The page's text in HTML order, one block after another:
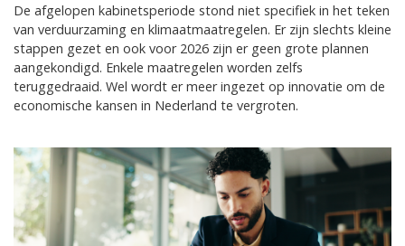
De afgelopen kabinetsperiode stond niet specifiek in het teken
van verduurzaming en klimaatmaatregelen. Er zijn slechts kleine
stappen gezet en ook voor 2026 zijn er geen grote plannen
aangekondigd. Enkele maatregelen worden zelfs
teruggedraaid. Wel wordt er meer ingezet op innovatie om de
economische kansen in Nederland te vergroten.